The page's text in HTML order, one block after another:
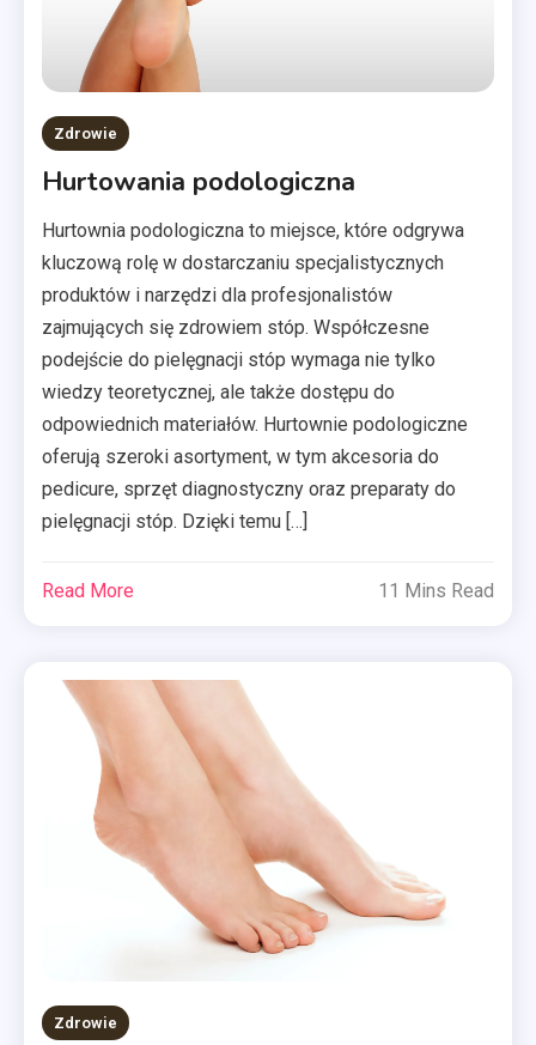
Zdrowie
Hurtowania podologiczna
Hurtownia podologiczna to miejsce, które odgrywa
kluczową rolę w dostarczaniu specjalistycznych
produktów i narzędzi dla profesjonalistów
zajmujących się zdrowiem stóp. Współczesne
podejście do pielęgnacji stóp wymaga nie tylko
wiedzy teoretycznej, ale także dostępu do
odpowiednich materiałów. Hurtownie podologiczne
oferują szeroki asortyment, w tym akcesoria do
pedicure, sprzęt diagnostyczny oraz preparaty do
pielęgnacji stóp. Dzięki temu […]
Read More 11 Mins Read
Zdrowie